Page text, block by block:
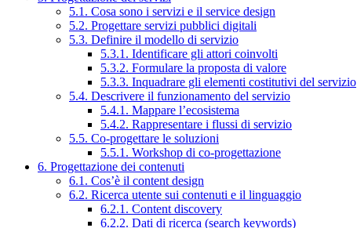
5.1. Cosa sono i servizi e il service design
5.2. Progettare servizi pubblici digitali
5.3. Definire il modello di servizio
5.3.1. Identificare gli attori coinvolti
5.3.2. Formulare la proposta di valore
5.3.3. Inquadrare gli elementi costitutivi del servizio
5.4. Descrivere il funzionamento del servizio
5.4.1. Mappare l’ecosistema
5.4.2. Rappresentare i flussi di servizio
5.5. Co-progettare le soluzioni
5.5.1. Workshop di co-progettazione
6. Progettazione dei contenuti
6.1. Cos’è il content design
6.2. Ricerca utente sui contenuti e il linguaggio
6.2.1. Content discovery
6.2.2. Dati di ricerca (search keywords)